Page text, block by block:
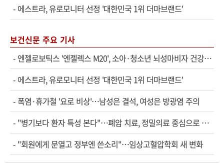
- 에스트라, 유로모니터 선정 '대한민국 1위 더마브랜드'
보건신문 주요 기사
- 엔젤로보틱스 '엔젤렉스 M20', 소아·청소년 뇌성마비자 건강보험 확대 적용
- 에스트라, 유로모니터 선정 '대한민국 1위 더마브랜드'
- 폭염·휴가철 '요로 비상'…남성은 결석, 여성은 방광염 주의
- "병기보다 환자 특성 본다"…폐암 치료, 정밀의료 중심으로 진화
- "회원에게 문열고 정부엔 쓴소리"…임상고혈압학회 새 변화